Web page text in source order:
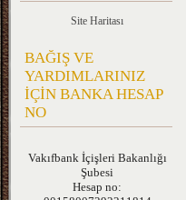
Site Haritası
BAĞIŞ VE
YARDIMLARINIZ
İÇİN BANKA HESAP
NO
Vakıfbank İçişleri Bakanlığı
Şubesi
Hesap no: